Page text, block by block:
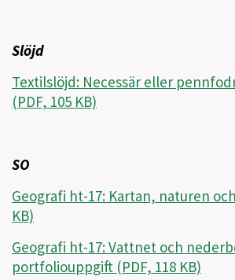
Slöjd
Textilslöjd: Necessär eller
(PDF, 105 KB)
SO
Geografi ht-17: Kartan, naturen
KB)
Geografi ht-17: Vattnet och
portfoliouppgift (PDF, 118 KB)